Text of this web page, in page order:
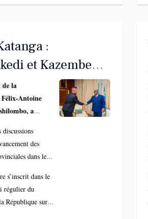
:
et Kazembe
en revue les
de
de la
Antoine
a
africaine, le
du
Martin
faire le point
de
dans cette
des
dans les
Les deux
évalué les
tout en
s’inscrit dans le
régulier du
République sur la